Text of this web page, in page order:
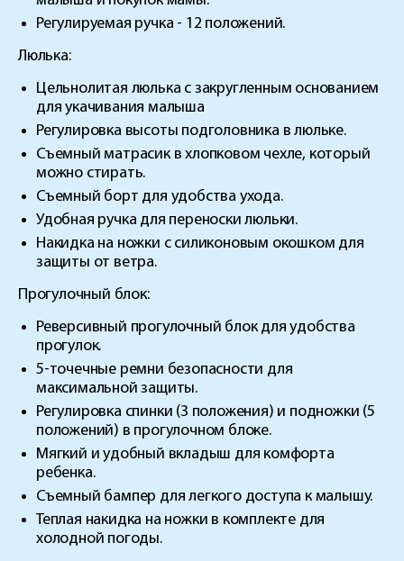
Регулируемая ручка - 12 положений.
Люлька:
Цельнолитая люлька с закругленным основанием
для укачивания малыша
Регулировка высоты подголовника в люльке.
Съемный матрасик в хлопковом чехле, который
можно стирать.
Съемный борт для удобства ухода.
Удобная ручка для переноски люльки.
Накидка на ножки с силиконовым окошком для
защиты от ветра.
Прогулочный блок:
Реверсивный прогулочный блок для удобства
прогулок.
5-точечные ремни безопасности для
максимальной защиты.
Регулировка спинки (3 положения) и подножки (5
положений) в прогулочном блоке.
Мягкий и удобный вкладыш для комфорта
ребенка.
Съемный бампер для легкого доступа к малышу.
Теплая накидка на ножки в комплекте для
холодной погоды.